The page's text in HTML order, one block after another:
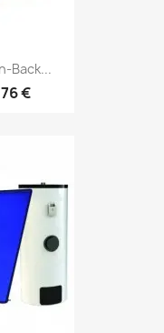
Back...
€